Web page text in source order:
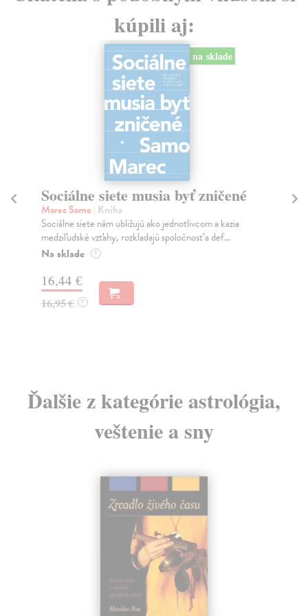
kúpili aj:
na sklade
Sociálne siete musia byť zničené
Marec Samo| Kniha
Sociálne siete nám ubližujú ako jednotlivcom a kazia
medziľudské vzťahy, rozkladajú spoločnosť a def...
Na sklade ?
16,44 €
16,95 € ?
Ďalšie z kategórie astrológia,
veštenie a sny